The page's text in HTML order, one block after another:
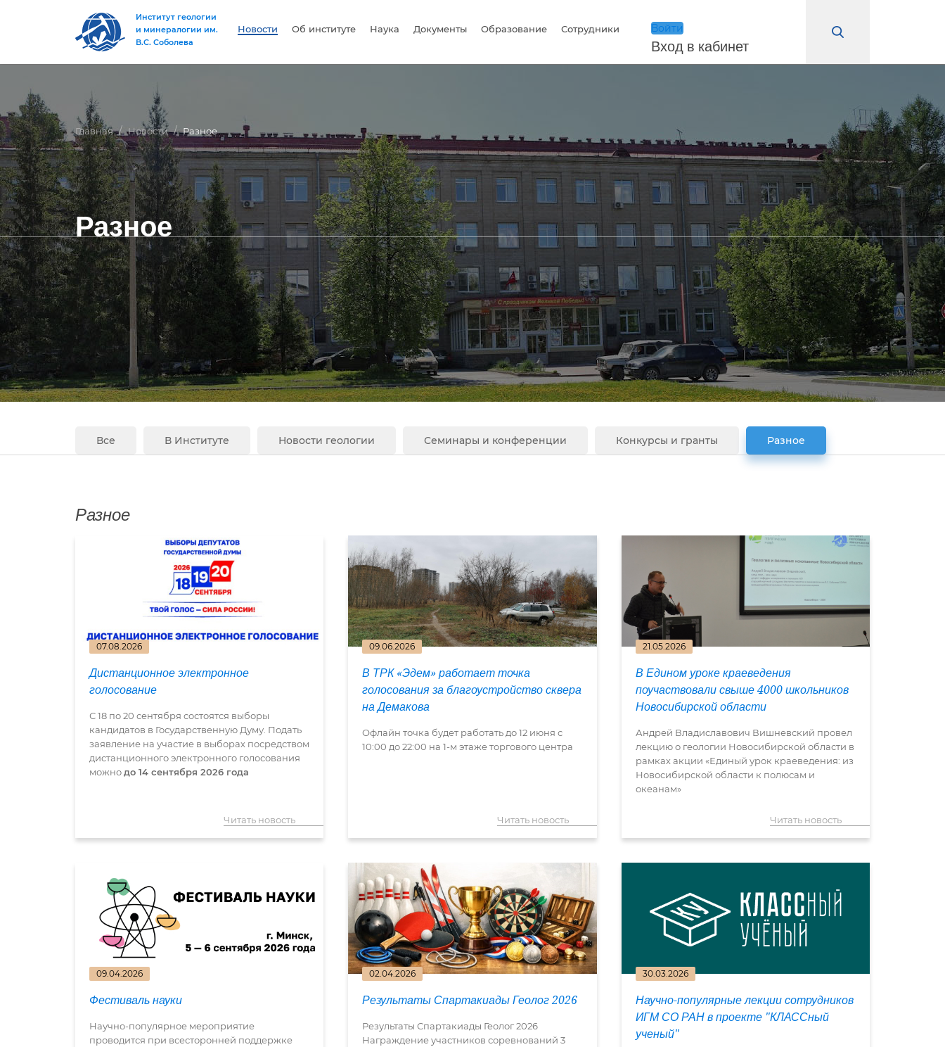
Институт геологии
и минералогии им.
В.С. Соболева
Новости Об институте Наука Документы Образование Сотрудники Войти
Вход в кабинет
Войти
Запомнить меня
Главная Новости Разное
Разное
Все В Институте Новости геологии Семинары и конференции Конкурсы и гранты Разное
Разное
07.08.2026
Дистанционное электронное
голосование
С 18 по 20 сентября состоятся выборы
кандидатов в Государственную Думу. Подать
заявление на участие в выборах посредством
дистанционного электронного голосования
можнодо 14 сентября 2026 года
Читать новость
09.06.2026
В ТРК «Эдем» работает точка
голосования за благоустройство сквера
на Демакова
Офлайн точка будет работать до 12 июня с
10:00 до 22:00 на 1-м этаже торгового центра
Читать новость
21.05.2026
В Едином уроке краеведения
поучаствовали свыше 4000 школьников
Новосибирской области
Андрей Владиславович Вишневский провел
лекцию о геологии Новосибирской области в
рамках акции «Единый урок краеведения: из
Новосибирской области к полюсам и
океанам»
Читать новость
09.04.2026
Фестиваль науки
Научно-популярное мероприятие
проводится при всесторонней поддержке
02.04.2026
Результаты Спартакиады Геолог 2026
Результаты Спартакиады Геолог 2026
Награждение участников соревнований 3
30.03.2026
Научно-популярные лекции сотрудников
ИГМ СО РАН в проекте "КЛАССный
ученый"